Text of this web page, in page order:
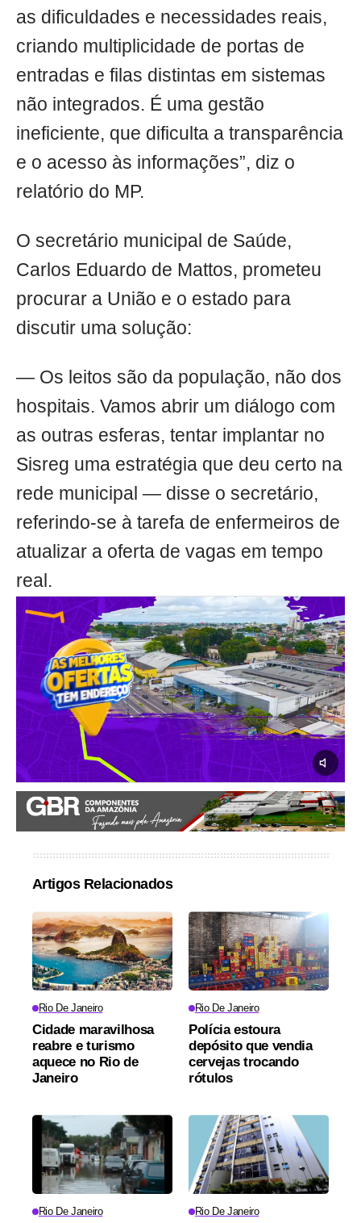
as dificuldades e necessidades reais,
criando multiplicidade de portas de
entradas e filas distintas em sistemas
não integrados. É uma gestão
ineficiente, que dificulta a transparência
e o acesso às informações”, diz o
relatório do MP.
O secretário municipal de Saúde,
Carlos Eduardo de Mattos, prometeu
procurar a União e o estado para
discutir uma solução:
— Os leitos são da população, não dos
hospitais. Vamos abrir um diálogo com
as outras esferas, tentar implantar no
Sisreg uma estratégia que deu certo na
rede municipal — disse o secretário,
referindo-se à tarefa de enfermeiros de
atualizar a oferta de vagas em tempo
real.
Artigos Relacionados
Rio De Janeiro
Cidade maravilhosa
reabre e turismo
aquece no Rio de
Janeiro
Rio De Janeiro
Polícia estoura
depósito que vendia
cervejas trocando
rótulos
Rio De Janeiro Rio De Janeiro